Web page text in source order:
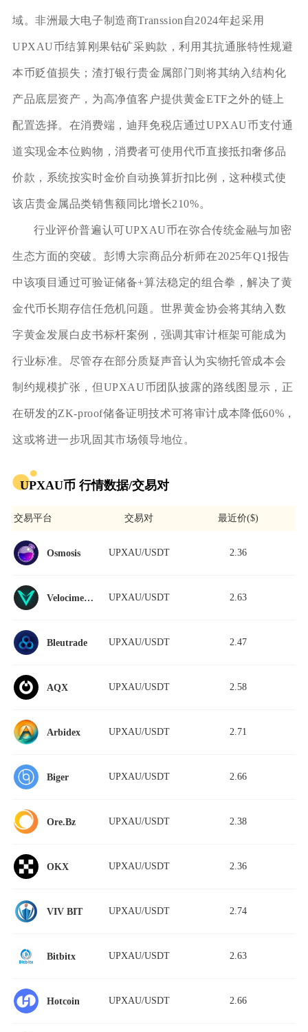
域。非洲最大电子制造商Transsion自2024年起采用
UPXAU币结算刚果钴矿采购款，利用其抗通胀特性规避
本币贬值损失；渣打银行贵金属部门则将其纳入结构化
产品底层资产，为高净值客户提供黄金ETF之外的链上
配置选择。在消费端，迪拜免税店通过UPXAU币支付通
道实现金本位购物，消费者可使用代币直接抵扣奢侈品
价款，系统按实时金价自动换算折扣比例，这种模式使
该店贵金属品类销售额同比增长210%。
行业评价普遍认可UPXAU币在弥合传统金融与加密
生态方面的突破。彭博大宗商品分析师在2025年Q1报告
中该项目通过可验证储备+算法稳定的组合拳，解决了黄
金代币长期存信任危机问题。世界黄金协会将其纳入数
字黄金发展白皮书标杆案例，强调其审计框架可能成为
行业标准。尽管存在部分质疑声音认为实物托管成本会
制约规模扩张，但UPXAU币团队披露的路线图显示，正
在研发的ZK-proof储备证明技术可将审计成本降低60%，
这或将进一步巩固其市场领导地位。
UPXAU币 行情数据/交易对
交易平台 交易对 最近价($)
Osmosis UPXAU/USDT 2.36
Velocimeter UPXAU/USDT 2.63
Bleutrade UPXAU/USDT 2.47
AQX UPXAU/USDT 2.58
Arbidex UPXAU/USDT 2.71
Biger UPXAU/USDT 2.66
Ore.Bz UPXAU/USDT 2.38
OKX UPXAU/USDT 2.36
VIV BIT UPXAU/USDT 2.74
Bitbitx UPXAU/USDT 2.63
Hotcoin UPXAU/USDT 2.66